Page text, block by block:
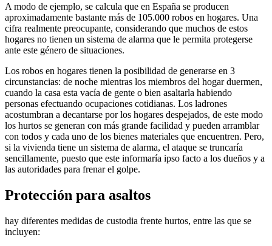
A modo de ejemplo, se calcula que en España se producen
aproximadamente bastante más de 105.000 robos en hogares. Una
cifra realmente preocupante, considerando que muchos de estos
hogares no tienen un sistema de alarma que le permita protegerse
ante este género de situaciones.
Los robos en hogares tienen la posibilidad de generarse en 3
circunstancias: de noche mientras los miembros del hogar duermen,
cuando la casa esta vacía de gente o bien asaltarla habiendo
personas efectuando ocupaciones cotidianas. Los ladrones
acostumbran a decantarse por los hogares despejados, de este modo
los hurtos se generan con más grande facilidad y pueden arramblar
con todos y cada uno de los bienes materiales que encuentren. Pero,
si la vivienda tiene un sistema de alarma, el ataque se truncaría
sencillamente, puesto que este informaría ipso facto a los dueños y a
las autoridades para frenar el golpe.
Protección para asaltos
hay diferentes medidas de custodia frente hurtos, entre las que se
incluyen: